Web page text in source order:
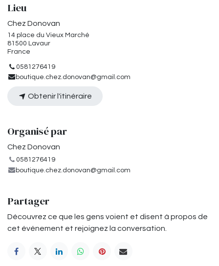
Lieu
Chez Donovan
14 place du Vieux Marché
81500 Lavaur
France
0581276419
boutique.chez.donovan@gmail.com
Obtenir l'itinéraire
Organisé par
Chez Donovan
0581276419
boutique.chez.donovan@gmail.com
Partager
Découvrez ce que les gens voient et disent à propos de
cet événement et rejoignez la conversation.